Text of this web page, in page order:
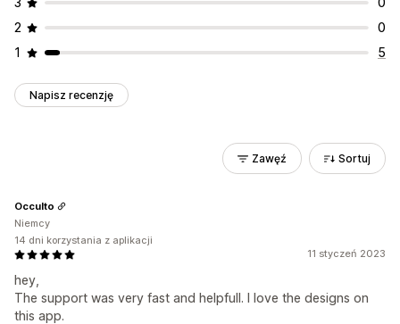
2
0
1
5
Napisz recenzję
Zawęź Sortuj
11 styczeń 2023
hey,
The support was very fast and helpfull. I love the designs on
this app.
Occulto
Niemcy
14 dni korzystania z aplikacji